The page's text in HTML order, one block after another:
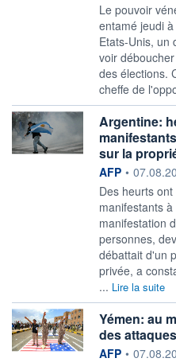
Le pouvoir
entamé jeudi
Etats-Unis, un
voir
des élections.
cheffe de
Argentine:
sur la
information
AFP •
Des heurts
manifestants
manifestation
personnes,
débattait d'un
privée, a
... Lire la suite
Yémen: au
des
information
AFP •